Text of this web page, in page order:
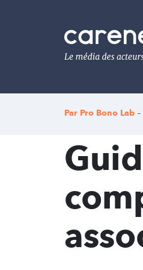
Le
média
de
l'engagement
Par Pro Bono Lab -